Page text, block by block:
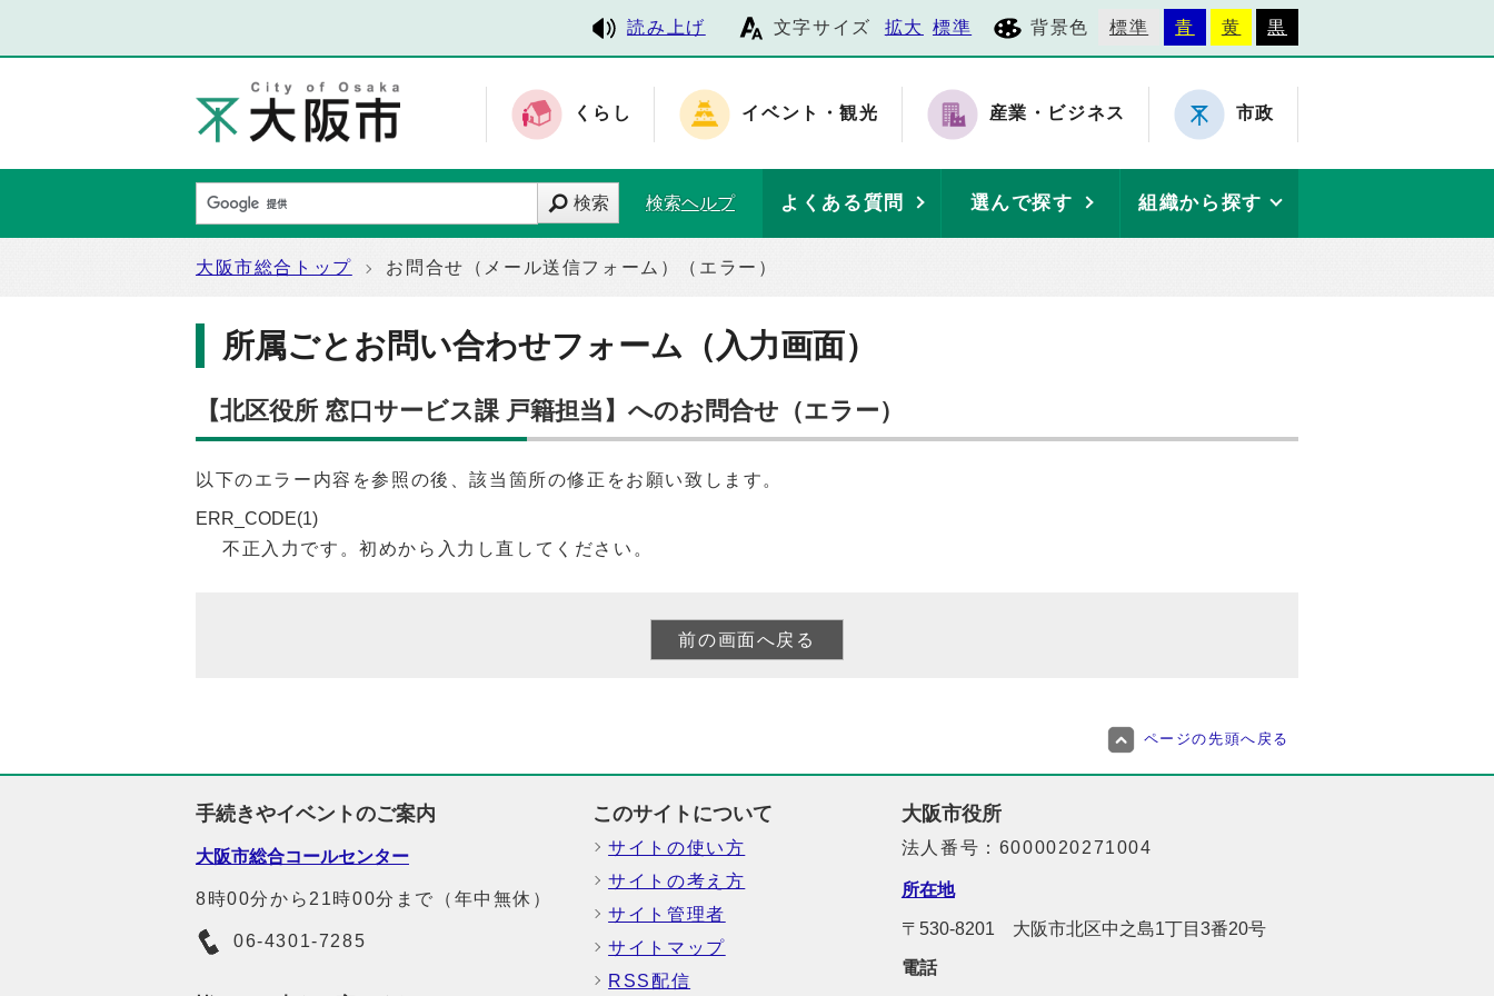
読み上げ 文字サイズ 拡大 標準 背景色 標準 青 黄 黒
くらし イベント・観光 産業・ビジネス 市政
検索 検索ヘルプ よくある質問 選んで探す 組織から探す
大阪市総合トップ お問合せ（メール送信フォーム）（エラー）
所属ごとお問い合わせフォーム（入力画面）
【北区役所 窓口サービス課 戸籍担当】へのお問合せ（エラー）
以下のエラー内容を参照の後、該当箇所の修正をお願い致します。
ERR_CODE(1)
不正入力です。初めから入力し直してください。
ページの先頭へ戻る
手続きやイベントのご案内
大阪市総合コールセンター
8時00分から21時00分まで（年中無休）
06-4301-7285
このサイトについて
サイトの使い方
サイトの考え方
サイト管理者
サイトマップ
RSS配信
大阪市役所
法人番号：6000020271004
所在地
〒530-8201 大阪市北区中之島1丁目3番20号
電話